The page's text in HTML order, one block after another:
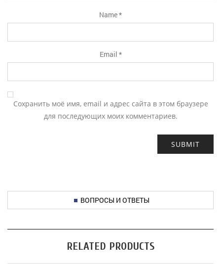
Name*
Email *
Сохранить моё имя, email и адрес сайта в этом браузере
для последующих моих комментариев.
ВОПРОСЫ И ОТВЕТЫ
RELATED PRODUCTS